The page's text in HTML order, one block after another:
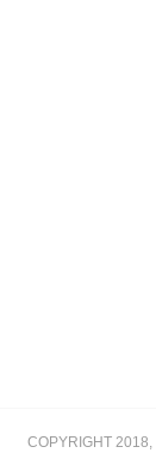
COPYRIGHT 2018,